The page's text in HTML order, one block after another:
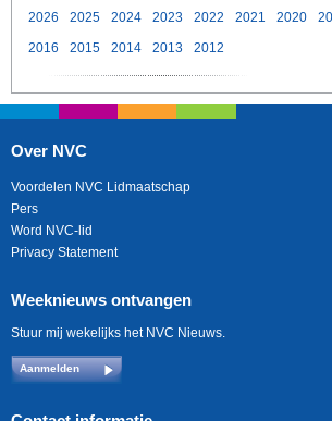
2026 2025 2024 2023 2022 2021 2020
2016
2015 2014 2013 2012
Over NVC
Voordelen NVC Lidmaatschap
Pers
Word NVC-lid
Privacy Statement
Weeknieuws ontvangen
Stuur mij wekelijks het NVC Nieuws.
Aanmelden